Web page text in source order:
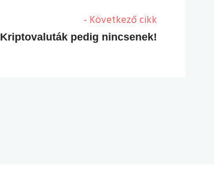
- Következő cikk
Kriptovaluták pedig nincsenek!